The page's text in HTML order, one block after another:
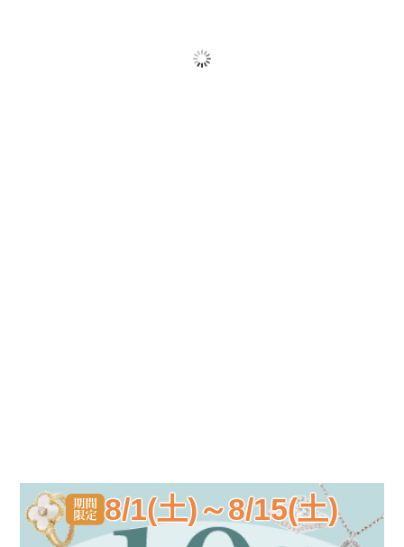
8/1(土)～8/15(土)